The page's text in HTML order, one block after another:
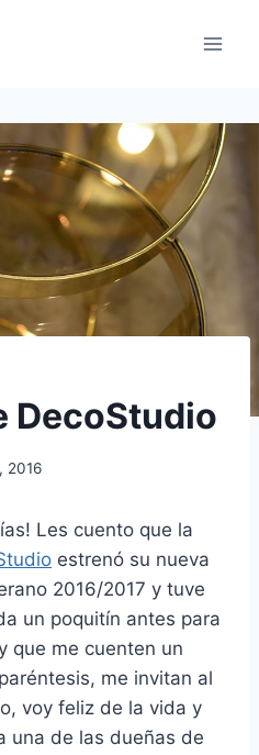
DecoStudio
2016
Les cuento que la
estrenó su nueva
2016/2017 y tuve
un poquitín antes para
que me cuenten un
me invitan al
voy feliz de la vida y
una de las dueñas de